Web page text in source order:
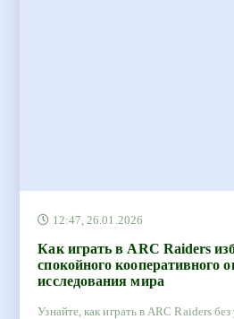
12:47, 26.01.2026
Как играть в ARC Raiders
спокойного кооперативного
исследования мира
Узнайте, как играть в ARC Raiders без